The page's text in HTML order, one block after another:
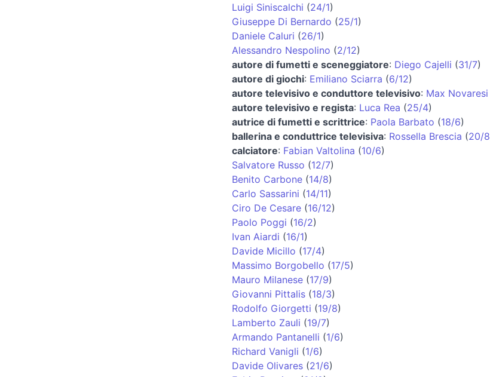
Luigi Siniscalchi (24/1)
Giuseppe Di Bernardo (25/1)
Daniele Caluri (26/1)
Alessandro Nespolino (2/12)
autore di fumetti e sceneggiatore: Diego Cajelli (31/7)
autore di giochi: Emiliano Sciarra (6/12)
autore televisivo e conduttore televisivo: Max Novaresi
autore televisivo e regista: Luca Rea (25/4)
autrice di fumetti e scrittrice: Paola Barbato (18/6)
ballerina e conduttrice televisiva: Rossella Brescia (20/8
calciatore: Fabian Valtolina (10/6)
Salvatore Russo (12/7)
Benito Carbone (14/8)
Carlo Sassarini (14/11)
Ciro De Cesare (16/12)
Paolo Poggi (16/2)
Ivan Aiardi (16/1)
Davide Micillo (17/4)
Massimo Borgobello (17/5)
Mauro Milanese (17/9)
Giovanni Pittalis (18/3)
Rodolfo Giorgetti (19/8)
Lamberto Zauli (19/7)
Armando Pantanelli (1/6)
Richard Vanigli (1/6)
Davide Olivares (21/6)